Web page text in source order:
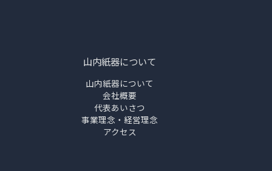
山内紙器について
山内紙器について
会社概要
代表あいさつ
事業理念・経営理念
アクセス